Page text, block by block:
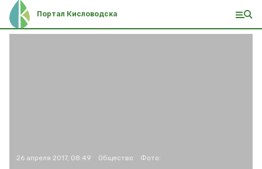
Портал Кисловодска
26 апреля 2017, 08:49 Общество Фото: